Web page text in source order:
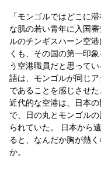
「モンゴルではどこに
な肌の若い青年に入国
ルのチンギスハーン空
くも、その国の第一印
う空港職員だと思って
語は、モンゴルが同じ
であることを感じさせ
近代的な空港は、日本
で、日の丸とモンゴル
られていた。 日本から
ると、なんだか胸が熱
か。